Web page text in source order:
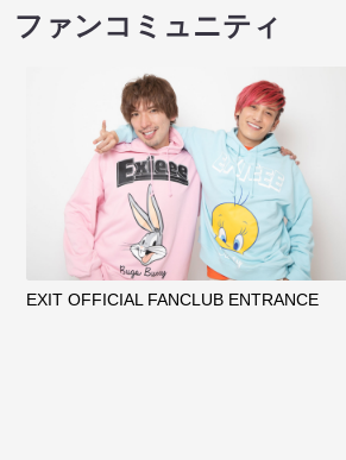
ファンコミュニティ
EXIT OFFICIAL FANCLUB ENTRANCE